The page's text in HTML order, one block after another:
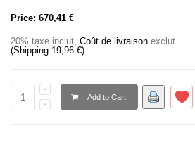
Price: 670,41 €
20% taxe inclut, Coût de livraison exclut
(Shipping:19,96 €)
Add to Cart